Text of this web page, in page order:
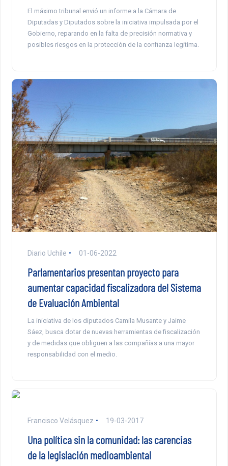
El máximo tribunal envió un informe a la Cámara de
Diputadas y Diputados sobre la iniciativa impulsada por el
Gobierno, reparando en la falta de precisión normativa y
posibles riesgos en la protección de la confianza legítima.
Diario Uchile 01-06-2022
Parlamentarios presentan proyecto para
aumentar capacidad fiscalizadora del Sistema
de Evaluación Ambiental
La iniciativa de los diputados Camila Musante y Jaime
Sáez, busca dotar de nuevas herramientas de fiscalización
y de medidas que obliguen a las compañías a una mayor
responsabilidad con el medio.
Francisco Velásquez 19-03-2017
Una política sin la comunidad: las carencias
de la legislación medioambiental